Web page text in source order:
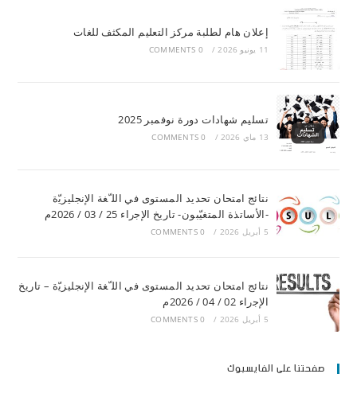
إعلان هام لطلبة مركز التعليم المكثف للغات
11 يونيو 2026 /
0 COMMENTS
تسليم شهادات دورة نوفمبر 2025
13 ماي 2026 /
0 COMMENTS
ﻧﺘﺎﺋﺞ اﻣﺘﺤﺎن ﺗﺤﺪﯾﺪ اﻟﻤﺴﺘﻮى ﻓﻲ اﻟﻠ ّﻐﺔ اﻹﻧﺠﻠﯿﺰﯾّة
-اﻷﺳﺎﺗﺬة اﻟﻤﺘﻐﯿّﺒﻮن- ﺗﺎرﯾﺦ اﻹﺟراء 25 / 03 / 2026م
5 أبريل 2026 /
0 COMMENTS
ﻧﺘﺎﺋﺞ اﻣﺘﺤﺎن ﺗﺤﺪﯾﺪ اﻟﻤﺴﺘﻮى ﻓﻲ اﻟﻠ ّﻐﺔ اﻹﻧﺠﻠﯿﺰﯾّة – ﺗﺎرﯾﺦ
اﻹﺟراء 02 / 04 / 2026م
5 أبريل 2026 /
0 COMMENTS
صفحتنا على الفايسبوك